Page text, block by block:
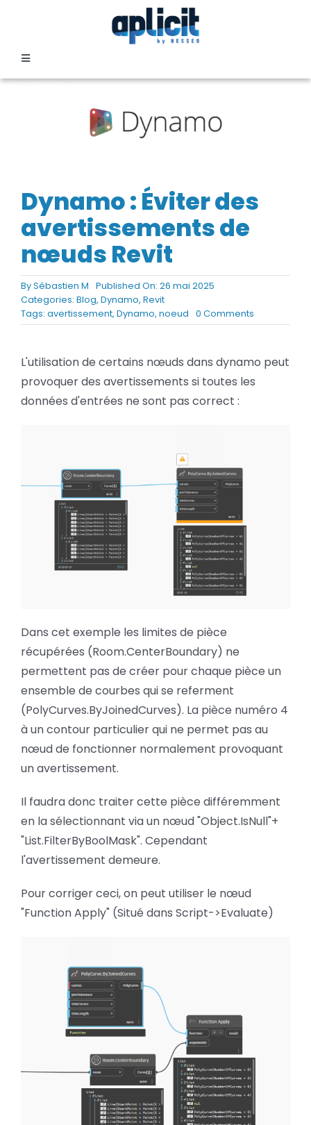
Toggle
Navigation
TEMOIGNAGES
EVENEMENTS
BLOG
SOCIETE
Rechercher:
Dynamo : Éviter des
avertissements de
nœuds Revit
BySébastien M Published On: 26 mai 2025
Categories: Blog, Dynamo, Revit
Tags: avertissement, Dynamo, noeud 0 Commentson
Dynamo
des
L'utilisation de certains nœuds dans dynamo peut
provoquer des avertissements si toutes les
données d'entrées ne sont pas correct :
Dans cet exemple les limites de pièce
récupérées (Room.CenterBoundary) ne
permettent pas de créer pour chaque pièce un
ensemble de courbes qui se referment
(PolyCurves.ByJoinedCurves). La pièce numéro 4
à un contour particulier qui ne permet pas au
nœud de fonctionner normalement provoquant
un avertissement.
Il faudra donc traiter cette pièce différemment
en la sélectionnant via un nœud "Object.IsNull"+
"List.FilterByBoolMask". Cependant
l'avertissement demeure.
Pour corriger ceci, on peut utiliser le nœud
"Function Apply" (Situé dans Script->Evaluate)